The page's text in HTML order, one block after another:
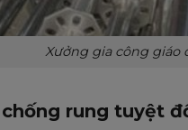
Xưởng gia công giáo
rung tuyệt